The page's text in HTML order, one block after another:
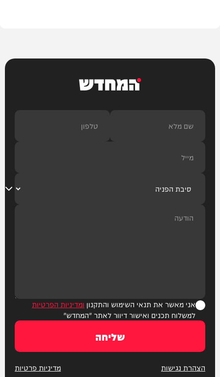
המחדש
אני מאשר את תנאי השימוש והתקנון ומדיניות הפרטיות
למשלוח תכנים ואישור דיוור לאתר "המחדש"
שליחה
הצהרת נגישות מדיניות פרטיות